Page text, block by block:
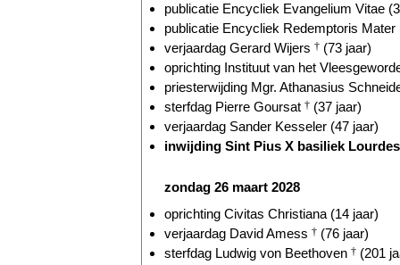
publicatie Encycliek Evangelium Vitae
publicatie Encycliek Redemptoris Mater
verjaardag Gerard Wijers † (73 jaar)
oprichting Instituut van het
priesterwijding Mgr. Athanasius
sterfdag Pierre Goursat † (37 jaar)
verjaardag Sander Kesseler (47 jaar)
inwijding Sint Pius X basiliek
zondag 26 maart 2028
oprichting Civitas Christiana (14 jaar)
verjaardag David Amess † (76 jaar)
sterfdag Ludwig von Beethoven † (201